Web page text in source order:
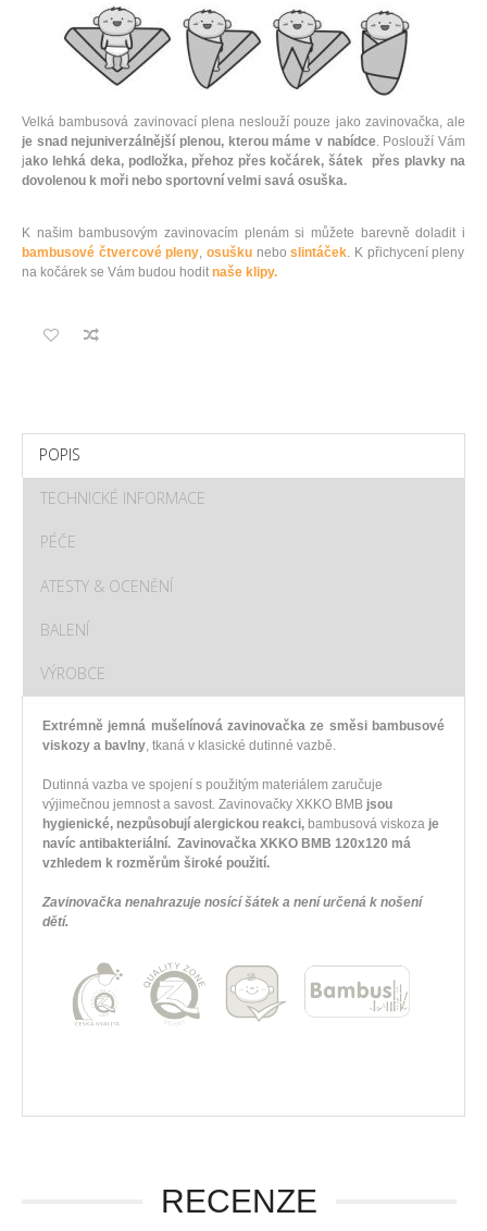
Velká bambusová zavinovací plena neslouží pouze jako zavinovačka, ale
je snad nejuniverzálnější plenou, kterou máme v nabídce. Poslouží Vám
jako lehká deka, podložka, přehoz přes kočárek, šátek přes plavky na
dovolenou k moři nebo sportovní velmi savá osuška.
K našim bambusovým zavinovacím plenám si můžete barevně doladit i
bambusové čtvercové pleny,osušku neboslintáček. K přichycení pleny
na kočárek se Vám budou hodit naše klipy.
POPIS
TECHNICKÉ INFORMACE
PÉČE
ATESTY & OCENĚNÍ
BALENÍ
VÝROBCE
Extrémně jemná mušelínová zavinovačka ze směsi bambusové
viskozy a bavlny, tkaná v klasické dutinné vazbě.
Dutinná vazba ve spojení s použitým materiálem zaručuje
výjimečnou jemnost a savost. Zavinovačky XKKO BMB jsou
hygienické, nezpůsobují alergickou reakci, bambusová viskoza je
navíc antibakteriální. Zavinovačka XKKO BMB 120x120 má
vzhledem k rozměrům široké použití.
Zavinovačka nenahrazuje nosící šátek a není určená k nošení
dětí.
RECENZE